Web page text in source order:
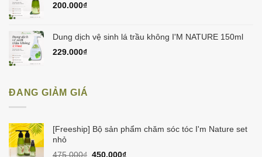
200.000₫
Dung dịch vệ sinh lá trầu không I'M NATURE 150ml
229.000₫
ĐANG GIẢM GIÁ
[Freeship] Bộ sản phẩm chăm sóc tóc I'm Nature set
nhỏ
475.000₫ Giá
450.000₫Giá